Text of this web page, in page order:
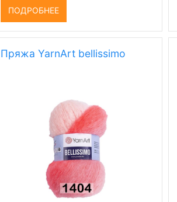
ПОДРОБНЕЕ
Пряжа YarnArt bellissimo